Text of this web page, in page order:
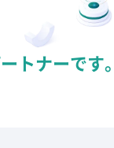
トナーです。